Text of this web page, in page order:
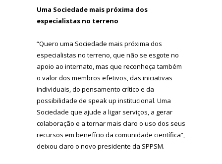
Uma Sociedade mais próxima dos
especialistas no terreno
“Quero uma Sociedade mais próxima dos
especialistas no terreno, que não se esgote no
apoio ao internato, mas que reconheça também
o valor dos membros efetivos, das iniciativas
individuais, do pensamento crítico e da
possibilidade de speak up institucional. Uma
Sociedade que ajude a ligar serviços, a gerar
colaboração e a tornar mais claro o uso dos seus
recursos em benefício da comunidade científica”,
deixou claro o novo presidente da SPPSM.